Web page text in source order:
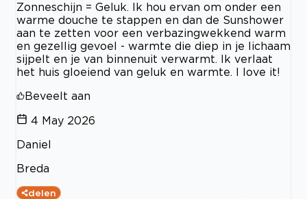
Zonneschijn = Geluk. Ik hou ervan om onder een
warme douche te stappen en dan de Sunshower
aan te zetten voor een verbazingwekkend warm
en gezellig gevoel - warmte die diep in je lichaam
sijpelt en je van binnenuit verwarmt. Ik verlaat
het huis gloeiend van geluk en warmte. I love it!
Beveelt aan
4 May 2026
Daniel
Breda
delen